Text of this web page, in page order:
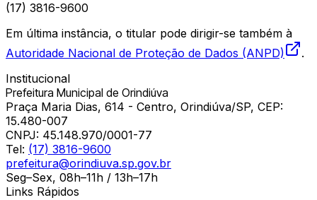
(17) 3816-9600
Em última instância, o titular pode dirigir-se também à
Autoridade Nacional de Proteção de Dados (ANPD)
.
Institucional
Prefeitura Municipal de Orindiúva
Praça Maria Dias, 614 - Centro, Orindiúva/SP, CEP:
15.480-007
CNPJ: 45.148.970/0001-77
Tel: (17) 3816-9600
prefeitura@orindiuva.sp.gov.br
Seg–Sex, 08h–11h / 13h–17h
Links Rápidos